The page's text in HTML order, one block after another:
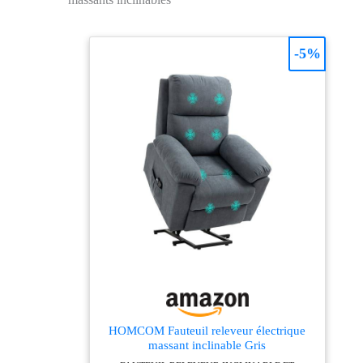
Charge max.
kg. Montage
nécessaire, simple et
rapide.
d'une chaleur
réconfortante, tout cela
réglable à volonté
grâce à une
télécommande
intuitive. RELEVAGE
ÉLECTRIQUE : Le
puissant moteur élève
facilement l'utilisateur
jusqu'à 45°, assurant
Ce fauteuil releveur
aux seniors ou aux
HOMCOM Fauteuil releveur électrique
massant inclinable Gris
-5%